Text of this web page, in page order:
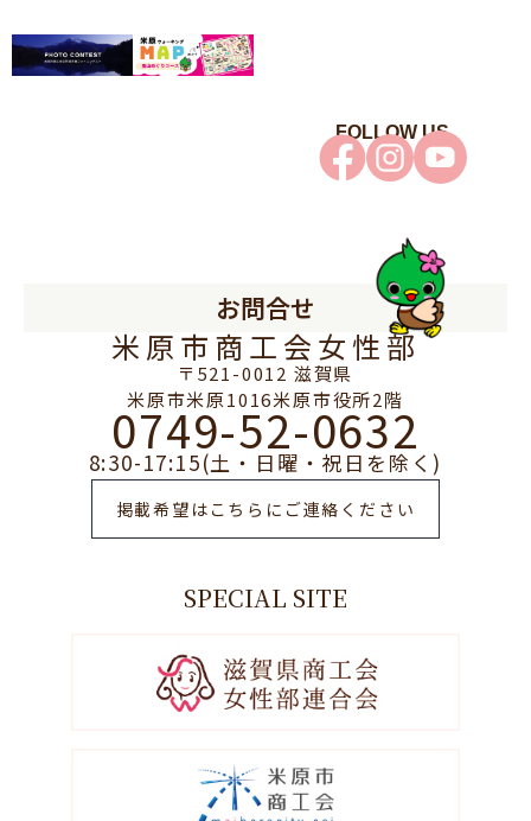
FOLLOW US
お問合せ
米原市商工会女性部
〒521-0012 滋賀県
米原市米原1016米原市役所2階
0749-52-0632
8:30-17:15(土・日曜・祝日を除く)
掲載希望はこちらにご連絡ください
SPECIAL SITE